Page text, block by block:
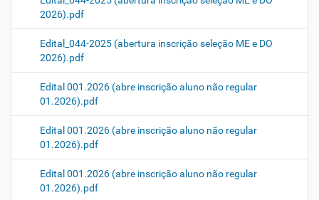
2026).pdf
Edital_044-2025 (abertura inscrição seleção ME e DO
2026).pdf
Edital 001.2026 (abre inscrição aluno não regular
01.2026).pdf
Edital 001.2026 (abre inscrição aluno não regular
01.2026).pdf
Edital 001.2026 (abre inscrição aluno não regular
01.2026).pdf